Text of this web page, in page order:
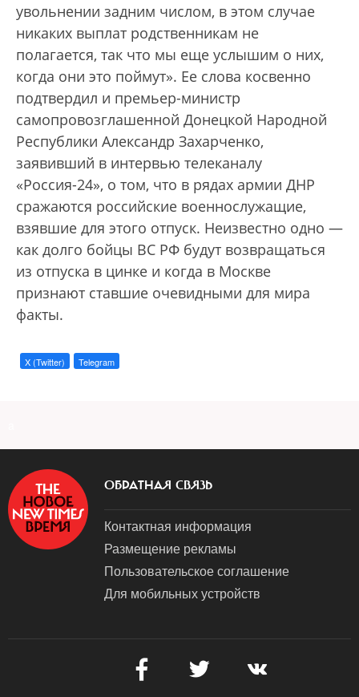
увольнении задним числом, в этом случае
никаких выплат родственникам не
полагается, так что мы еще услышим о них,
когда они это поймут». Ее слова косвенно
подтвердил и премьер-министр
самопровозглашенной Донецкой Народной
Республики Александр Захарченко,
заявивший в интервью телеканалу
«Россия-24», о том, что в рядах армии ДНР
сражаются российские военнослужащие,
взявшие для этого отпуск. Неизвестно одно —
как долго бойцы ВС РФ будут возвращаться
из отпуска в цинке и когда в Москве
признают ставшие очевидными для мира
факты.
X (Twitter) Telegram
ОБРАТНАЯ СВЯЗЬ
Контактная информация
Размещение рекламы
Пользовательское соглашение
Для мобильных устройств